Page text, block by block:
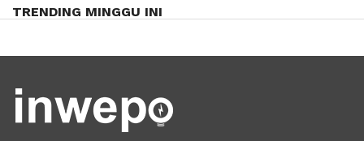
TRENDING MINGGU INI